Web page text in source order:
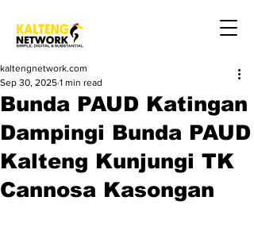
Bunda PAUD Katingan
Dampingi Bunda PAUD
Kalteng Kunjungi TK
Cannosa Kasongan
kaltengnetwork.com
Sep 30, 2025 1 min read